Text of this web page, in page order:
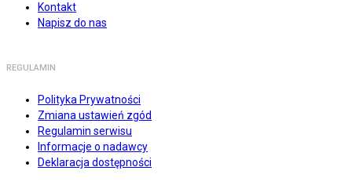
Kontakt
Napisz do nas
REGULAMIN
Polityka Prywatności
Zmiana ustawień zgód
Regulamin serwisu
Informacje o nadawcy
Deklaracja dostępności